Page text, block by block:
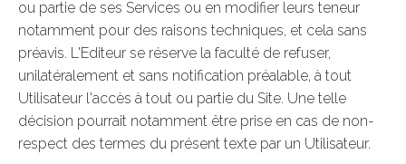
ou partie de ses Services ou en modifier leurs teneur
notamment pour des raisons techniques, et cela sans
préavis. L'Editeur se réserve la faculté de refuser,
unilatéralement et sans notification préalable, à tout
Utilisateur l'accès à tout ou partie du Site. Une telle
décision pourrait notamment être prise en cas de non-
respect des termes du présent texte par un Utilisateur.